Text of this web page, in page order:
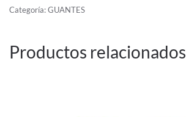
S/P
cantidad
Categoría:GUANTES
Productos relacionados